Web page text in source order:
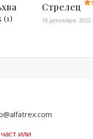
(1)
Стрелец
18.декември. 2022
или